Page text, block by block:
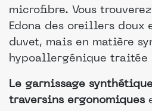
microfibre. Vous
Edona des oreillers doux
duvet, mais en matière
hypoallergénique traitée
Le garnissage
traversins ergonomiques